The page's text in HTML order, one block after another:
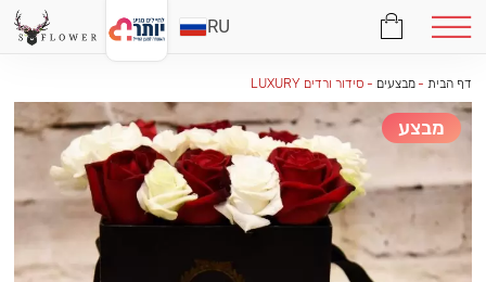
דף הבית -מבצעים - סידור ורדים LUXURY
מבצע
RU